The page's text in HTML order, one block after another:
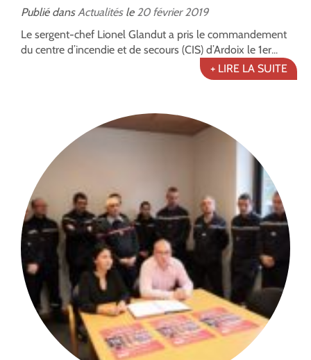
Publié dans Actualitésle 20 février 2019
Le sergent-chef Lionel Glandut a pris le commandement
du centre d’incendie et de secours (CIS) d’Ardoix le 1er...
+ LIRE LA SUITE